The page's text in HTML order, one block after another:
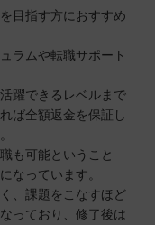
目指す方におすすめ
ラムや転職サポート
躍できるレベルまで
ば全額返金を保証し
も可能ということ
なっています。
、課題をこなすほど
っており、修了後は